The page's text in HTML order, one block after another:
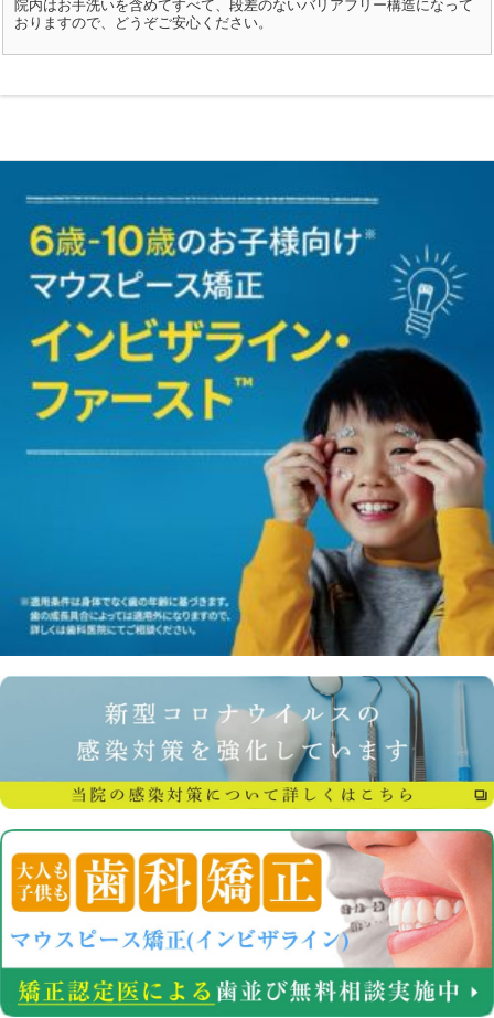
院内はお手洗いを含めてすべて、段差のないバリアフリー構造になって
おりますので、どうぞご安心ください。